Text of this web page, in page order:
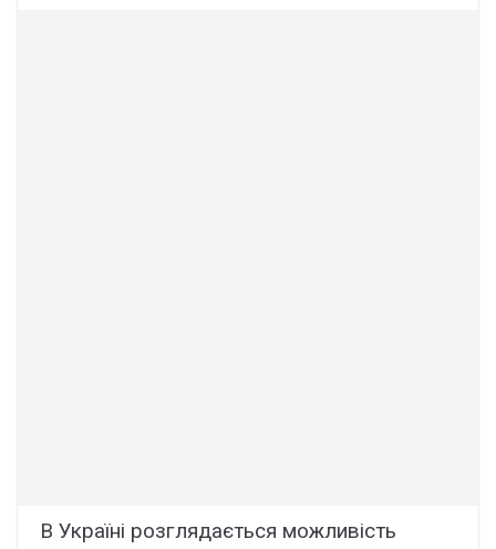
В Україні розглядається можливість